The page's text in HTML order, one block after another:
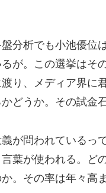
分析でも小池優位
が。この選挙はそ
り、メディア界に
どうか。その試金
が問われているっ
葉が使われる。ど
。その率は年々高